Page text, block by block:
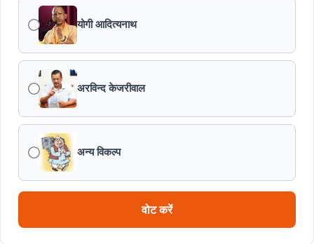
मध्यप्रदेश पुलिस की अवैध मादक पदार्थों के विरूद्ध प्रभावी कार्यवाही
एफएसएल भर्ती-2026 का अंतिम परिणाम घोषित
विकसित मध्यप्रदेश-2047’ की वित्तीय रूपरेखा तैयार
28 के बजट अनुमान तथा वित्तीय वर्ष 2028-29, 2029-30 के
लिए रोलिंग बजट की तैयारी हेतु बजट कार्यक्रम
योगी आदित्यनाथ
अरविन्द केजरीवाल
अन्य विकल्प
वोट करें